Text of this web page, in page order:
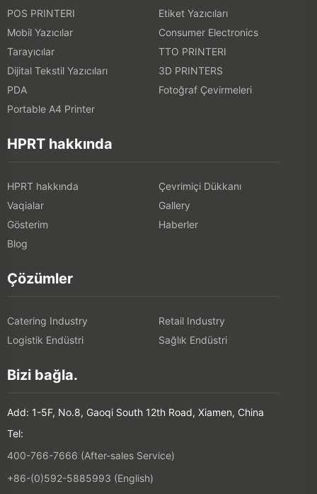
POS PRINTERI
Etiket Yazıcıları
Mobil Yazıcılar
Consumer Electronics
Tarayıcılar
TTO PRINTERI
Dijital Tekstil Yazıcıları
3D PRINTERS
PDA
Fotoğraf Çevirmeleri
Portable A4 Printer
HPRT hakkında
HPRT hakkında
Çevrimiçi Dükkanı
Vaqialar
Gallery
Gösterim
Haberler
Blog
Çözümler
Catering Industry
Retail Industry
Logistik Endüstri
Sağlık Endüstri
Bizi bağla.
Add: 1-5F, No.8, Gaoqi South 12th Road, Xiamen, China
Tel:
400-766-7666 (After-sales Service)
+86-(0)592-5885993 (English)